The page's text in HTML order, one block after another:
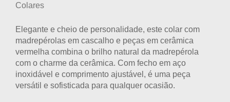
Colares
Elegante e cheio de personalidade, este colar com
madrepérolas em cascalho e peças em cerâmica
vermelha combina o brilho natural da madrepérola
com o charme da cerâmica. Com fecho em aço
inoxidável e comprimento ajustável, é uma peça
versátil e sofisticada para qualquer ocasião.